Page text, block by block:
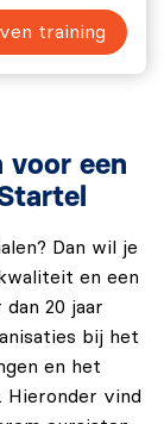
training
voor een
Dan wil je
en een
20 jaar
bij het
en het
Hieronder vind